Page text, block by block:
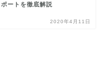
ポートを徹底解説
2020年4月11日